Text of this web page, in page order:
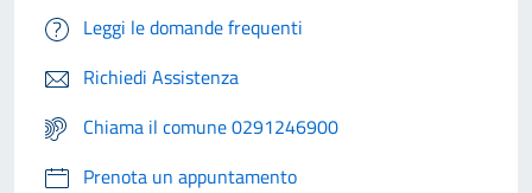
Leggi le domande frequenti
Richiedi Assistenza
Chiama il comune 0291246900
Prenota un appuntamento